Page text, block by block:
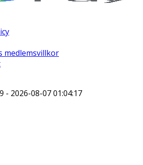
medlemsvillkor
- 2026-08-07 01:04:17